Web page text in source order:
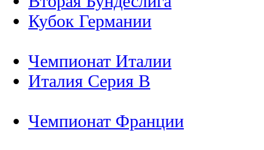
Кубок Германии
Чемпионат Италии
Италия Серия B
Чемпионат Франции